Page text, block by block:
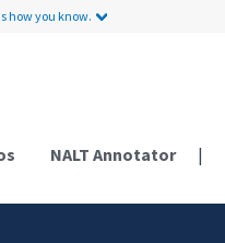
how you know.
NALT Annotator |